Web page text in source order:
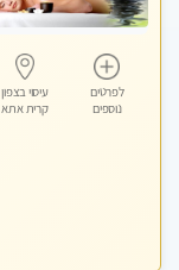
לפרטים
נוספים
עיסוי בצפון
קרית אתא